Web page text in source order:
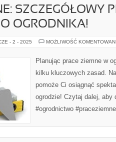
SZCZEGÓŁOWY
OGRODNIKA!
- 2 - 2025 MOŻLIWOŚĆ
Planując prace ziemne w
kilku kluczowych zasad.
pomoże Ci osiągnąć
ogrodzie! Czytaj dalej, aby
#ogrodnictwo